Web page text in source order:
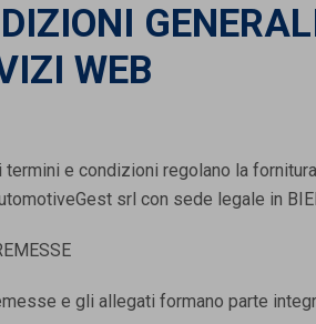
WEB
termini e condizioni regolano la
srl con sede legale in
e gli allegati formano parte